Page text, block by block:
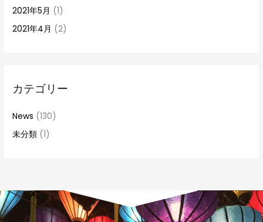
2021年5月 (1)
2021年4月 (2)
カテゴリー
News (130)
未分類 (1)